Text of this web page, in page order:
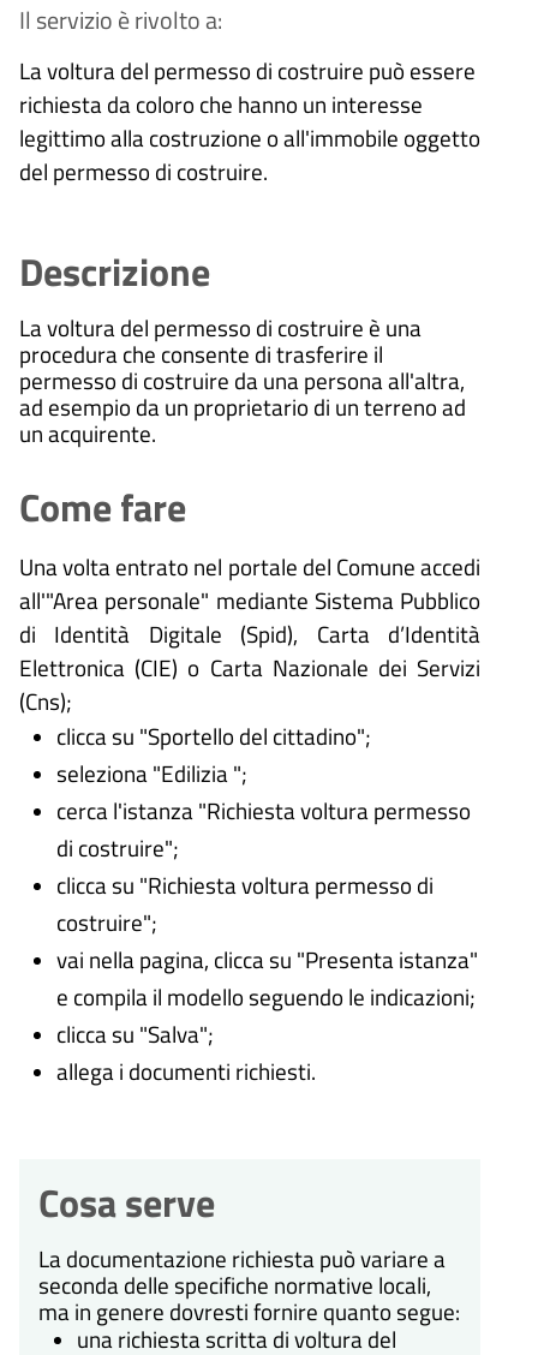
Il servizio è rivolto a:
La voltura del permesso di costruire può essere
richiesta da coloro che hanno un interesse
legittimo alla costruzione o all'immobile oggetto
del permesso di costruire.
Descrizione
La voltura del permesso di costruire è una
procedura che consente di trasferire il
permesso di costruire da una persona all'altra,
ad esempio da un proprietario di un terreno ad
un acquirente.
Come fare
Una volta entrato nel portale del Comune accedi
all'"Area personale" mediante Sistema Pubblico
di Identità Digitale (Spid), Carta d’Identità
Elettronica (CIE) o Carta Nazionale dei Servizi
(Cns);
clicca su "Sportello del cittadino";
seleziona "Edilizia ";
cerca l'istanza "Richiesta voltura permesso
di costruire";
clicca su "Richiesta voltura permesso di
costruire";
vai nella pagina, clicca su "Presenta istanza"
e compila il modello seguendo le indicazioni;
clicca su "Salva";
allega i documenti richiesti.
Cosa serve
La documentazione richiesta può variare a
seconda delle specifiche normative locali,
ma in genere dovresti fornire quanto segue:
una richiesta scritta di voltura del